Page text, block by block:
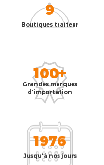
9
Boutiques traiteur
100+
Grandes marques
d'importation
1976
Jusqu'à nos jours